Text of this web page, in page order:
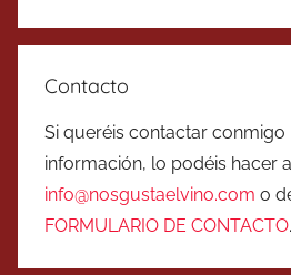
Contacto
Si queréis contactar
información, lo podéis hacer
info@nosgustaelvino.com o
FORMULARIO DE CONTACTO.